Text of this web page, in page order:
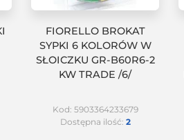
FIORELLO BROKAT
SYPKI 6 KOLORÓW W
SŁOICZKU GR-B60R6-2
KW TRADE /6/
Kod: 5903364233679
Dostępna ilość: 2